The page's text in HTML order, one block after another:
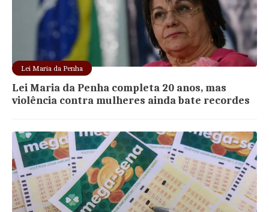
Lei Maria da Penha
Lei Maria da Penha completa 20 anos, mas
violência contra mulheres ainda bate recordes